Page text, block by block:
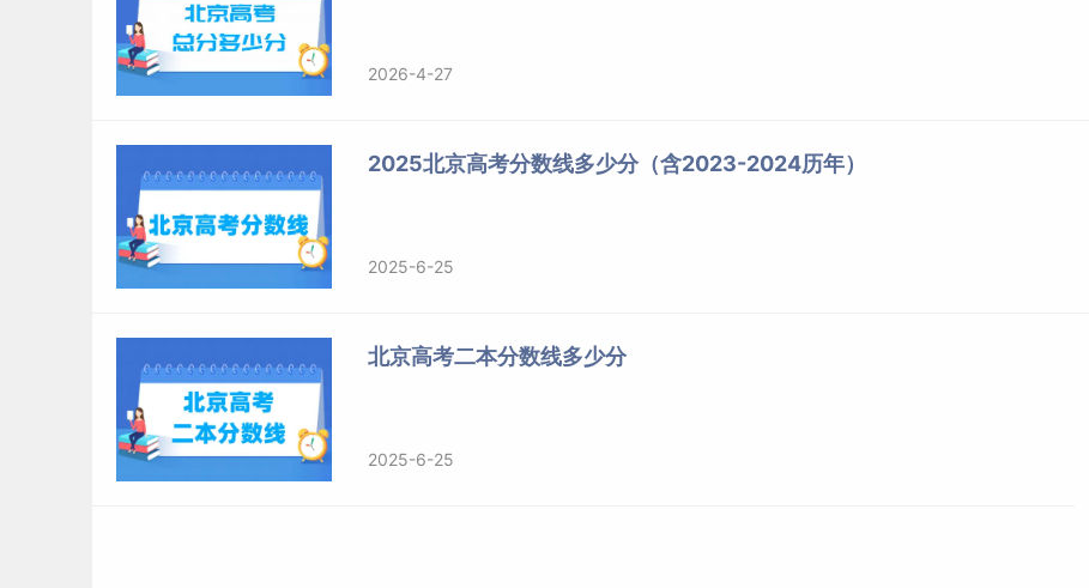
2026-4-27
2025北京高考分数线多少分（含2023-2024历年）
2025-6-25
北京高考二本分数线多少分
2025-6-25